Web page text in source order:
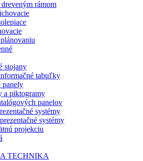
rámom
stojany
tabuľky
panely
a piktogramy
panelov
systémy
systémy
projekciu
TECHNIKA